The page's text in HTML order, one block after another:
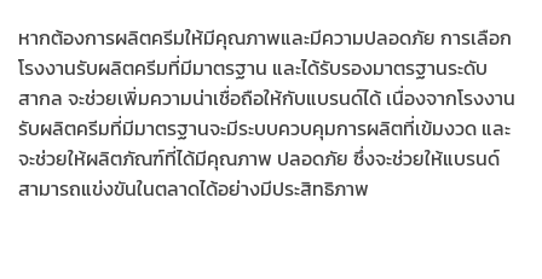
หากต้องการผลิตครีมให้มีคุณภาพและมีความปลอดภัย การเลือก
โรงงานรับผลิตครีมที่มีมาตรฐาน และได้รับรองมาตรฐานระดับ
สากล จะช่วยเพิ่มความน่าเชื่อถือให้กับแบรนด์ได้ เนื่องจากโรงงาน
รับผลิตครีมที่มีมาตรฐานจะมีระบบควบคุมการผลิตที่เข้มงวด และ
จะช่วยให้ผลิตภัณฑ์ที่ได้มีคุณภาพ ปลอดภัย ซึ่งจะช่วยให้แบรนด์
สามารถแข่งขันในตลาดได้อย่างมีประสิทธิภาพ